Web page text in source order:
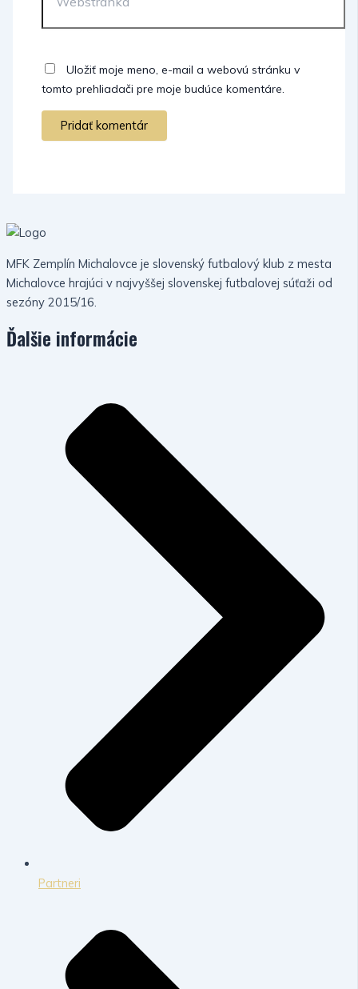
Uložiť moje meno, e-mail a webovú stránku v
tomto prehliadači pre moje budúce komentáre.
MFK Zemplín Michalovce je slovenský futbalový klub z mesta
Michalovce hrajúci v najvyššej slovenskej futbalovej súťaži od
sezóny 2015/16.
Ďalšie informácie
Partneri